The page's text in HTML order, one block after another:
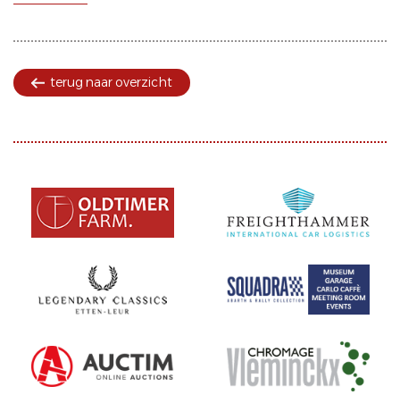
terug naar overzicht